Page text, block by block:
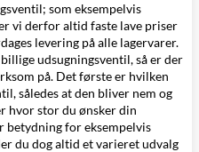
som eksempelvis
vi derfor altid faste lave priser
levering på alle lagervarer.
udsugningsventil, så er der
på. Det første er hvilken
således at den bliver nem og
hvor stor du ønsker din
betydning for eksempelvis
du dog altid et varieret udvalg